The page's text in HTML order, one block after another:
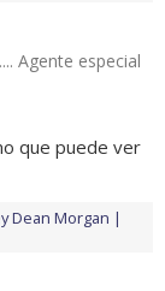
Agente especial
que puede ver
Dean Morgan